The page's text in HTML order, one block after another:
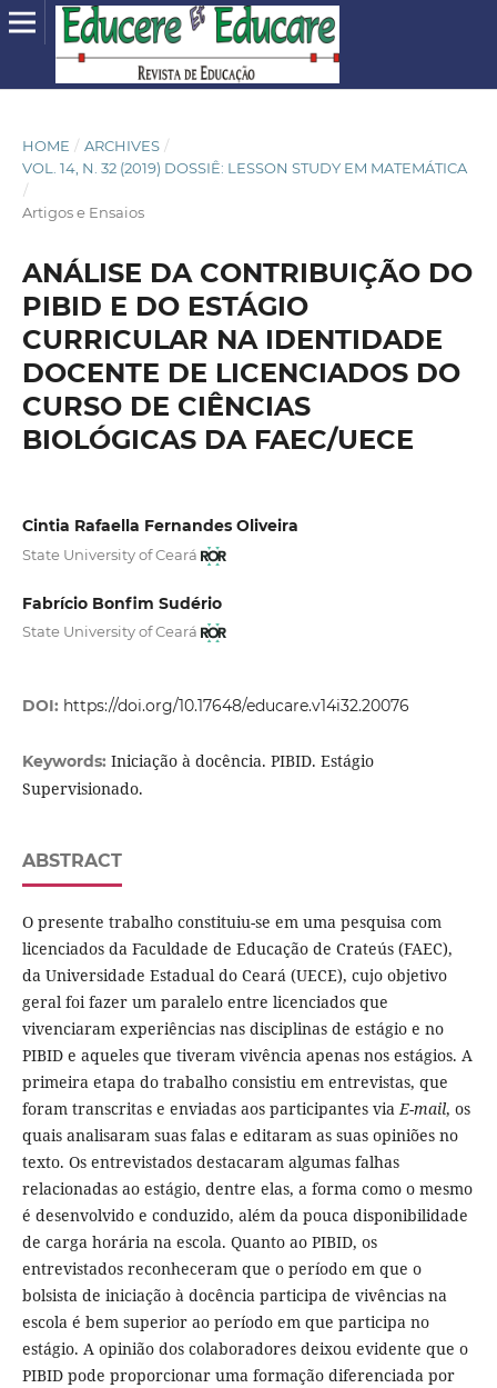
HOME / ARCHIVES /
VOL. 14, N. 32 (2019) DOSSIÊ: LESSON STUDY EM MATEMÁTICA
/
Artigos e Ensaios
ANÁLISE DA CONTRIBUIÇÃO DO
PIBID E DO ESTÁGIO
CURRICULAR NA IDENTIDADE
DOCENTE DE LICENCIADOS DO
CURSO DE CIÊNCIAS
BIOLÓGICAS DA FAEC/UECE
Cintia Rafaella Fernandes Oliveira
State University of Ceará
Fabrício Bonfim Sudério
State University of Ceará
DOI: https://doi.org/10.17648/educare.v14i32.20076
Keywords: Iniciação à docência. PIBID. Estágio
Supervisionado.
ABSTRACT
O presente trabalho constituiu-se em uma pesquisa com
licenciados da Faculdade de Educação de Crateús (FAEC),
da Universidade Estadual do Ceará (UECE), cujo objetivo
geral foi fazer um paralelo entre licenciados que
vivenciaram experiências nas disciplinas de estágio e no
PIBID e aqueles que tiveram vivência apenas nos estágios. A
primeira etapa do trabalho consistiu em entrevistas, que
foram transcritas e enviadas aos participantes viaE-mail, os
quais analisaram suas falas e editaram as suas opiniões no
texto. Os entrevistados destacaram algumas falhas
relacionadas ao estágio, dentre elas, a forma como o mesmo
é desenvolvido e conduzido, além da pouca disponibilidade
de carga horária na escola. Quanto ao PIBID, os
entrevistados reconheceram que o período em que o
bolsista de iniciação à docência participa de vivências na
escola é bem superior ao período em que participa no
estágio. A opinião dos colaboradores deixou evidente que o
PIBID pode proporcionar uma formação diferenciada por